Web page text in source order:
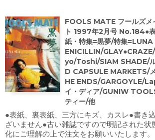
FOOLS MATE フールズメ
ト 1997年2月号 No.184●
紙・特集=黒夢/特集
ENICILLIN/
yo/Toshi/SIAM SHADE/
D CAPSULE MARKETS/
HE ENDS/GARGOYLE/
イ・ディア/GUNIW
ティー/他
●表紙、裏表紙、三方にキズ、カスレ●書き
ざいません●古い雑誌ですので明記された状
化にご理解の上で注文をお願いいたします。